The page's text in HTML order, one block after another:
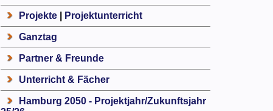
Projekte| Projektunterricht
Ganztag
Partner & Freunde
Unterricht & Fächer
Hamburg 2050 - Projektjahr/Zukunftsjahr